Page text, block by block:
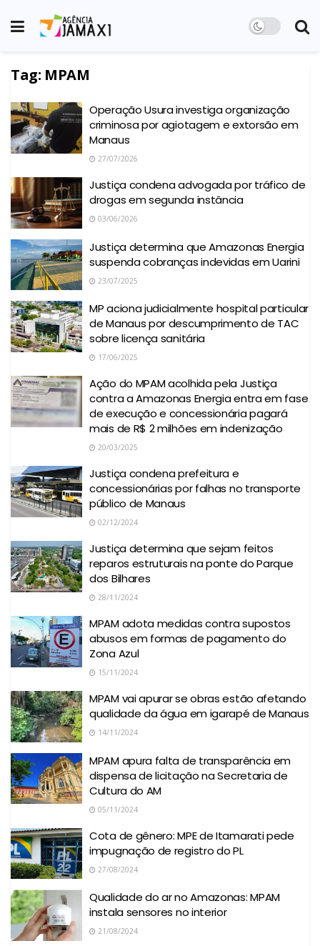
Tag: MPAM
Operação Usura investiga organização
criminosa por agiotagem e extorsão em
Manaus
27/07/2026
Justiça condena advogada por tráfico de
drogas em segunda instância
03/06/2026
Justiça determina que Amazonas Energia
suspenda cobranças indevidas em Uarini
23/07/2025
MP aciona judicialmente hospital particular
de Manaus por descumprimento de TAC
sobre licença sanitária
17/06/2025
Ação do MPAM acolhida pela Justiça
contra a Amazonas Energia entra em fase
de execução e concessionária pagará
mais de R$ 2 milhões em indenização
20/03/2025
Justiça condena prefeitura e
concessionárias por falhas no transporte
público de Manaus
02/12/2024
Justiça determina que sejam feitos
reparos estruturais na ponte do Parque
dos Bilhares
28/11/2024
MPAM adota medidas contra supostos
abusos em formas de pagamento do
Zona Azul
15/11/2024
MPAM vai apurar se obras estão afetando
qualidade da água em igarapé de Manaus
14/11/2024
MPAM apura falta de transparência em
dispensa de licitação na Secretaria de
Cultura do AM
05/11/2024
Cota de gênero: MPE de Itamarati pede
impugnação de registro do PL
27/08/2024
Qualidade do ar no Amazonas: MPAM
instala sensores no interior
21/08/2024